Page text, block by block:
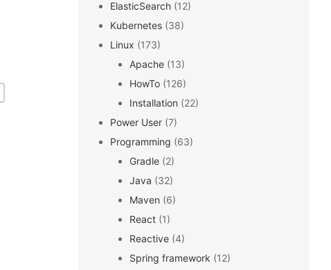
ElasticSearch (12)
Kubernetes (38)
Linux (173)
Apache (13)
HowTo (126)
Installation (22)
Power User (7)
Programming (63)
Gradle (2)
Java (32)
Maven (6)
React (1)
Reactive (4)
Spring framework (12)